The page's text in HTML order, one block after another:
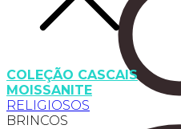
COLEÇÃO CASCAIS
MOISSANITE
RELIGIOSOS
BRINCOS